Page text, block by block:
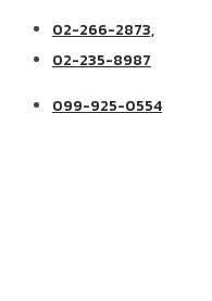
02-266-2873,
02-235-8987
099-925-0554